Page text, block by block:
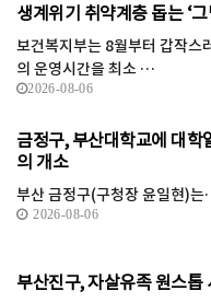
생계위기 취약계층 돕는 ‘
보건복지부는 8월부터 갑작스
의 운영시간을 최소 …
2026-08-06
금정구, 부산대학교에 대학
의 개소
부산 금정구(구청장 윤일현)
2026-08-06
부산진구, 자살유족 원스톱